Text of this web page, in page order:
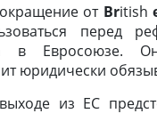
от British
перед
в Евросоюзе.
юридически
из ЕС